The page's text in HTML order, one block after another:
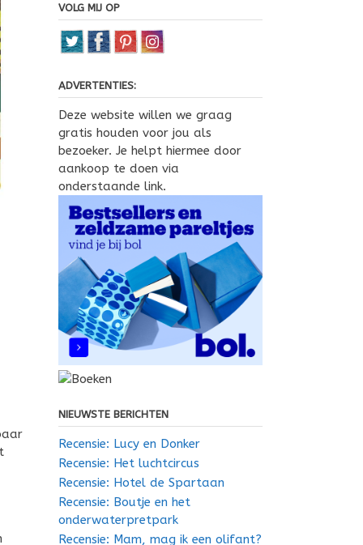
VOLG MIJ OP
ADVERTENTIES:
Deze website willen we graag
gratis houden voor jou als
bezoeker. Je helpt hiermee door
aankoop te doen via
onderstaande link.
NIEUWSTE BERICHTEN
Recensie: Lucy en Donker
Recensie: Het luchtcircus
Recensie: Hotel de Spartaan
Recensie: Boutje en het
onderwaterpretpark
Recensie: Mam, mag ik een olifant?